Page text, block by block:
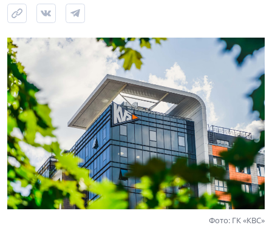
Фото: ГК «КВС»